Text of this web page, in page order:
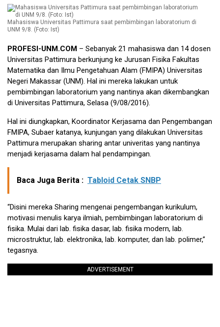
Mahasiswa Universitas Pattimura saat pembimbingan laboratorium di
UNM 9/8. (Foto: Ist)
PROFESI-UNM.COM – Sebanyak 21 mahasiswa dan 14 dosen
Universitas Pattimura berkunjung ke Jurusan Fisika Fakultas
Matematika dan Ilmu Pengetahuan Alam (FMIPA) Universitas
Negeri Makassar (UNM). Hal ini mereka lakukan untuk
pembimbingan laboratorium yang nantinya akan dikembangkan
di Universitas Pattimura, Selasa (9/08/2016).
Hal ini diungkapkan, Koordinator Kerjasama dan Pengembangan
FMIPA, Subaer katanya, kunjungan yang dilakukan Universitas
Pattimura merupakan sharing antar univeritas yang nantinya
menjadi kerjasama dalam hal pendampingan.
Baca Juga Berita : Tabloid Cetak SNBP
“Disini mereka Sharing mengenai pengembangan kurikulum,
motivasi menulis karya ilmiah, pembimbingan laboratorium di
fisika. Mulai dari lab. fisika dasar, lab. fisika modern, lab.
microstruktur, lab. elektronika, lab. komputer, dan lab. polimer,”
tegasnya.
ADVERTISEMENT